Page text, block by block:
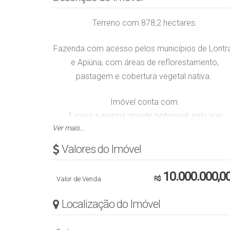
Terreno com 878,2 hectares.
Fazenda com acesso pelos municípios de
e Apiúna, com áreas de reflorestamento,
pastagem e cobertura vegetal nativa.
Imóvel conta com:
1 casa e possui grande potencial, pela sua
localização geográfica e características do
relevo.
Ver mais...
Valores do Imóvel
R$
Valor de Venda
Localização do Imóvel